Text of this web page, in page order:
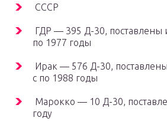
СССР
ГДР — 395 Д-30, поставлены
по 1977 годы
Ирак — 576 Д-30,
с по 1988 годы
Марокко — 10 Д-30,
году